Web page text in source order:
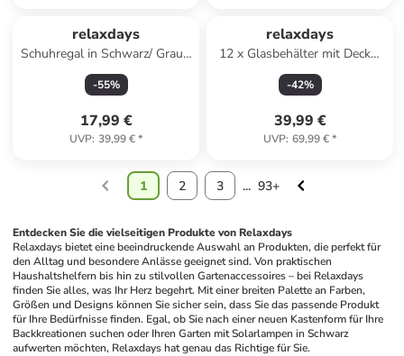
relaxdays
Schuhregal in Schwarz/ Grau -
(B)33 x (H)175 x (T)33 cm
-55%
17,99 €
UVP: 39,99 €*
relaxdays
12 x Glasbehälter mit Deckel
in Transparent/ Schwarz
-42%
39,99 €
UVP: 69,99 €*
1 2 3 ... 93+
Entdecken Sie die vielseitigen Produkte von Relaxdays
Relaxdays bietet eine beeindruckende Auswahl an Produkten, die perfekt für
den Alltag und besondere Anlässe geeignet sind. Von praktischen
Haushaltshelfern bis hin zu stilvollen Gartenaccessoires – bei Relaxdays
finden Sie alles, was Ihr Herz begehrt. Mit einer breiten Palette an Farben,
Größen und Designs können Sie sicher sein, dass Sie das passende Produkt
für Ihre Bedürfnisse finden. Egal, ob Sie nach einer neuen Kastenform für Ihre
Backkreationen suchen oder Ihren Garten mit Solarlampen in Schwarz
aufwerten möchten, Relaxdays hat genau das Richtige für Sie.